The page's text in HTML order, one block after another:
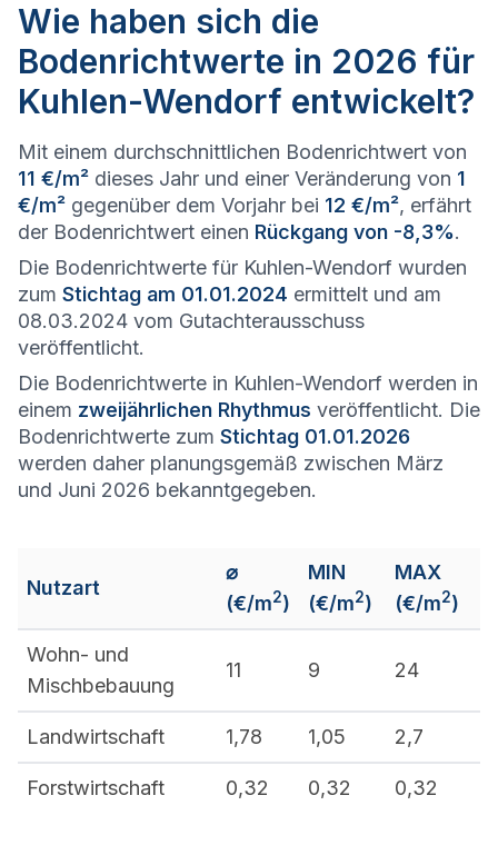
Wie haben sich die
Bodenrichtwerte in 2026 für
Kuhlen-Wendorf entwickelt?
Mit einem durchschnittlichen Bodenrichtwert von
11 €/m² dieses Jahr und einer Veränderung von 1
€/m² gegenüber dem Vorjahr bei 12 €/m², erfährt
der Bodenrichtwert einen Rückgang von -8,3%.
Die Bodenrichtwerte für Kuhlen-Wendorf wurden
zum Stichtag am 01.01.2024 ermittelt und am
08.03.2024 vom Gutachterausschuss
veröffentlicht.
Die Bodenrichtwerte in Kuhlen-Wendorf werden in
einem zweijährlichen Rhythmus veröffentlicht. Die
Bodenrichtwerte zum Stichtag 01.01.2026
werden daher planungsgemäß zwischen März
und Juni 2026 bekanntgegeben.
Nutzart
⌀
(€/m2)
MIN
(€/m2)
MAX
(€/m2)
Wohn- und
Mischbebauung
11 9 24
Landwirtschaft 1,78 1,05 2,7
Forstwirtschaft 0,32 0,32 0,32